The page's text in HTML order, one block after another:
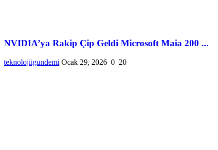
NVIDIA’ya Rakip Çip Geldi Microsoft Maia 200 ...
teknolojiigundemi Ocak 29, 2026 0 20